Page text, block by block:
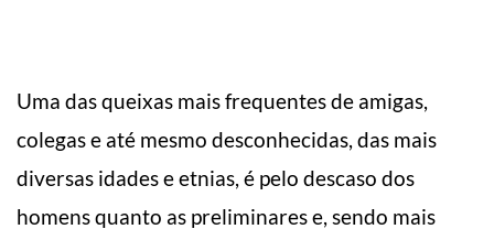
Uma das queixas mais frequentes de amigas,
colegas e até mesmo desconhecidas, das mais
diversas idades e etnias, é pelo descaso dos
homens quanto as preliminares e, sendo mais